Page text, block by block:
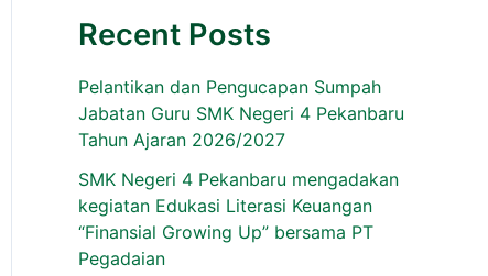
Recent Posts
Pelantikan dan Pengucapan Sumpah
Jabatan Guru SMK Negeri 4 Pekanbaru
Tahun Ajaran 2026/2027
SMK Negeri 4 Pekanbaru mengadakan
kegiatan Edukasi Literasi Keuangan
“Finansial Growing Up” bersama PT
Pegadaian